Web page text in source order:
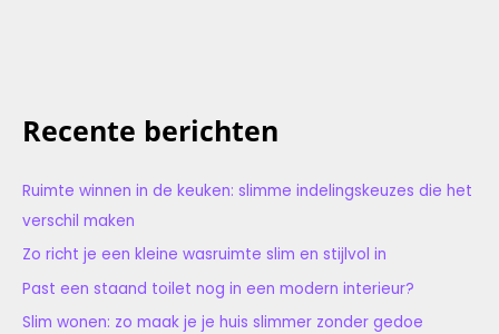
Recente berichten
Ruimte winnen in de keuken: slimme indelingskeuzes die het
verschil maken
Zo richt je een kleine wasruimte slim en stijlvol in
Past een staand toilet nog in een modern interieur?
Slim wonen: zo maak je je huis slimmer zonder gedoe